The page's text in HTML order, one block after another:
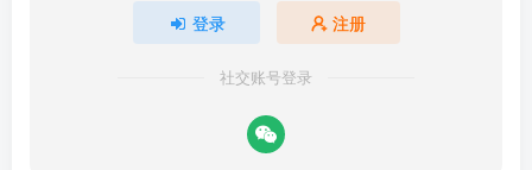
登录 注册
社交账号登录